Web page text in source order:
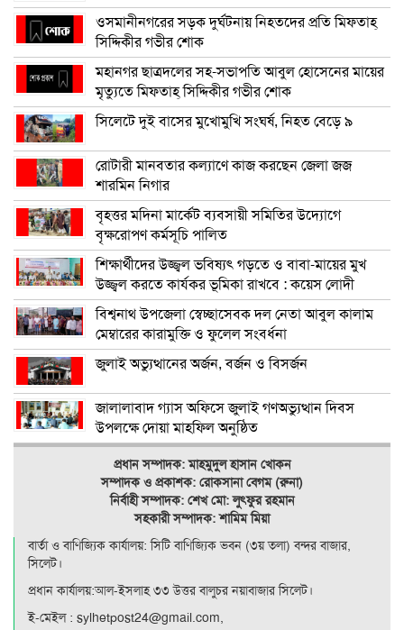
ওসমানীনগরের সড়ক দুর্ঘটনায় নিহতদের প্রতি মিফতাহ্
সিদ্দিকীর গভীর শোক
মহানগর ছাত্রদলের সহ-সভাপতি আবুল হোসেনের মায়ের
মৃত্যুতে মিফতাহ্ সিদ্দিকীর গভীর শোক
সিলেটে দুই বাসের মুখোমুখি সংঘর্ষ, নিহত বেড়ে ৯
রোটারী মানবতার কল্যাণে কাজ করছেন জেলা জজ
শারমিন নিগার
বৃহত্তর মদিনা মার্কেট ব্যবসায়ী সমিতির উদ্যোগে
বৃক্ষরোপণ কর্মসূচি পালিত
শিক্ষার্থীদের উজ্জ্বল ভবিষ্যৎ গড়তে ও বাবা-মায়ের মুখ
উজ্জ্বল করতে কার্যকর ভূমিকা রাখবে : কয়েস লোদী
বিশ্বনাথ উপজেলা স্বেচ্ছাসেবক দল নেতা আবুল কালাম
মেম্বারের কারামুক্তি ও ফুলেল সংবর্ধনা
জুলাই অভ্যুত্থানের অর্জন, বর্জন ও বিসর্জন
জালালাবাদ গ্যাস অফিসে জুলাই গণঅভ্যুত্থান দিবস
উপলক্ষে দোয়া মাহফিল অনুষ্ঠিত
প্রধান সম্পাদক: মাহমুদুল হাসান খোকন
সম্পাদক ও প্রকাশক: রোকসানা বেগম (রুনা)
নির্বাহী সম্পাদক: শেখ মো: লুৎফুর রহমান
সহকারী সম্পাদক: শামিম মিয়া
বার্তা ও বাণিজ্যিক কার্যালয়: সিটি বাণিজ‍্যিক ভবন (৩য় তলা) বন্দর বাজার,
সিলেট।
প্রধান কার্যালয়:আল-ইসলাহ ৩৩ উত্তর বালুচর নয়াবাজার সিলেট।
ই-মেইল : sylhetpost24@gmail.com,